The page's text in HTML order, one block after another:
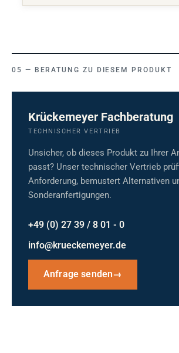
BERATUNG ZU DIESEM PRODUKT
Krückemeyer Fachberatung
TECHNISCHER VERTRIEB
Unsicher, ob dieses Produkt zu Ihrer
passt? Unser technischer Vertrieb
Anforderung, bemustert Alternativen
Sonderanfertigungen.
+49 (0) 27 39 / 8 01 - 0
info@krueckemeyer.de
Anfrage senden→